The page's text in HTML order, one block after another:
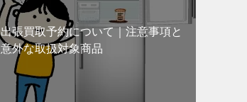
出張買取予約について｜注意事項と
意外な取扱対象商品